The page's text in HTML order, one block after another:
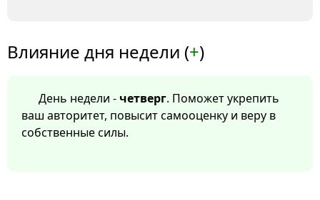
Влияние дня недели (+)
День недели - четверг. Поможет укрепить
ваш авторитет, повысит самооценку и веру в
собственные силы.